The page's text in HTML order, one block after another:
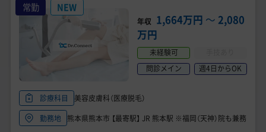
美容医療医師の転職お役立ちコンテンツ
美容クリニック見学・研修情報
美容外科・美容皮膚科の医師転職体験談
美容クリニックインタビュー
美容医療の転職お役立ち記事
常勤 NEW
年収 1,664万円 〜 2,080
万円
未経験可
問診メイン
週4日からOK
診療科目
美容皮膚科（医療脱毛）
勤務地
熊本県熊本市 【最寄駅】 JR 熊本駅 ※福岡（天神）院も兼務